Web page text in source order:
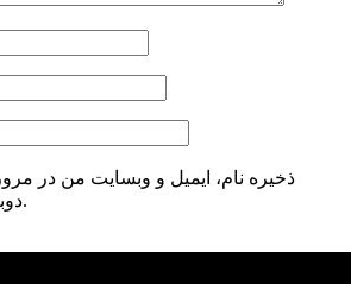
ذخیره نام، ایمیل و وبسایت من در
دوباره دیدگاهی می‌نویسم.